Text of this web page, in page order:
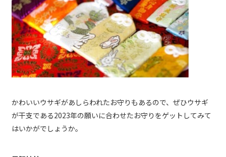
かわいいウサギがあしらわれたお守りもあるので、ぜひウサギ
が干支である2023年の願いに合わせたお守りをゲットしてみて
はいかがでしょうか。